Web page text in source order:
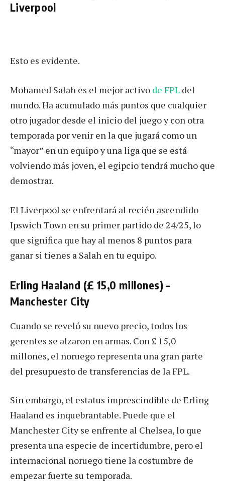
Liverpool
Esto es evidente.
Mohamed Salah es el mejor activo de FPL del
mundo. Ha acumulado más puntos que cualquier
otro jugador desde el inicio del juego y con otra
temporada por venir en la que jugará como un
“mayor” en un equipo y una liga que se está
volviendo más joven, el egipcio tendrá mucho que
demostrar.
El Liverpool se enfrentará al recién ascendido
Ipswich Town en su primer partido de 24/25, lo
que significa que hay al menos 8 puntos para
ganar si tienes a Salah en tu equipo.
Erling Haaland (£ 15,0 millones) –
Manchester City
Cuando se reveló su nuevo precio, todos los
gerentes se alzaron en armas. Con £ 15,0
millones, el noruego representa una gran parte
del presupuesto de transferencias de la FPL.
Sin embargo, el estatus imprescindible de Erling
Haaland es inquebrantable. Puede que el
Manchester City se enfrente al Chelsea, lo que
presenta una especie de incertidumbre, pero el
internacional noruego tiene la costumbre de
empezar fuerte su temporada.